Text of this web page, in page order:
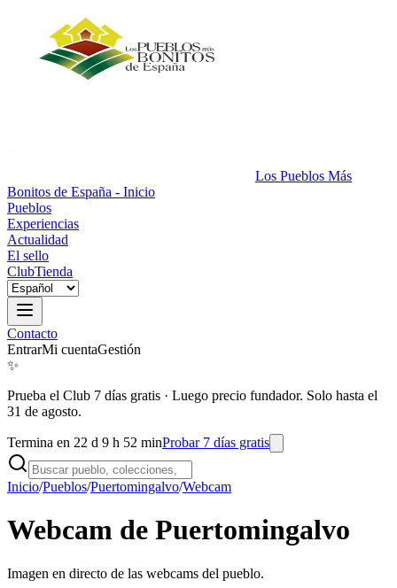
Los Pueblos Más
Bonitos de España - Inicio
Pueblos
Experiencias
Actualidad
El sello
ClubTienda
Contacto
EntrarMi cuentaGestión
✨
Prueba el Club 7 días gratis · Luego precio fundador. Solo hasta el
31 de agosto.
Termina en 22 d 9 h 52 minProbar 7 días gratis
Inicio/Pueblos/Puertomingalvo/Webcam
Webcam de Puertomingalvo
Imagen en directo de las webcams del pueblo.